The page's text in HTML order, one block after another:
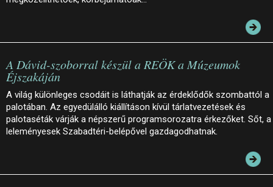
A Dávid-szoborral készül a REÖK a Múzeumok
Éjszakáján
A világ különleges csodáit is láthatják az érdeklődők szombattól a
palotában. Az egyedülálló kiállításon kívül tárlatvezetések és
palotaséták várják a népszerű programsorozatra érkezőket. Sőt, a
leleményesek Szabadtéri-belépővel gazdagodhatnak.